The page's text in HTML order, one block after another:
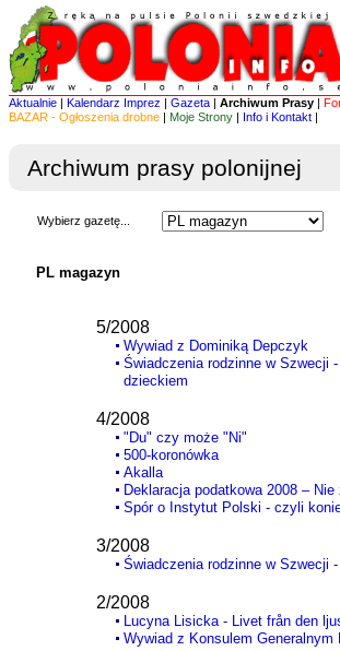
Aktualnie | Kalendarz Imprez | Gazeta | Archiwum Prasy |
BAZAR - Ogłoszenia drobne | Moje Strony | Info i Kontakt |
Archiwum prasy polonijnej
Wybierz gazetę...
PL magazyn
5/2008
Wywiad z Dominiką Depczyk
Świadczenia rodzinne w Szwecji
dzieckiem
4/2008
"Du" czy może "Ni"
500-koronówka
Akalla
Deklaracja podatkowa 2008 –
Spór o Instytut Polski - czyli
3/2008
Świadczenia rodzinne w Szwecji
2/2008
Lucyna Lisicka - Livet från den
Wywiad z Konsulem